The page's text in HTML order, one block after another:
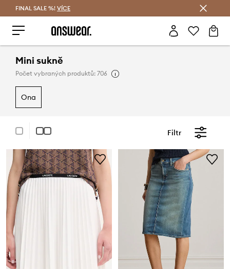
FINAL SALE %! VÍCE
Mini sukně
Počet vybraných produktů: 706
ona
Filtr